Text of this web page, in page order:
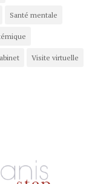
Santé mentale
Visite virtuelle